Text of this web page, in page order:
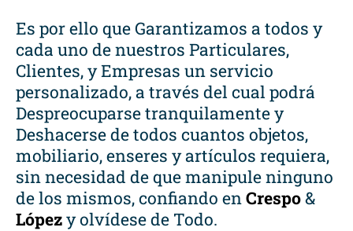
Es por ello que Garantizamos a todos y
cada uno de nuestros Particulares,
Clientes, y Empresas un servicio
personalizado, a través del cual podrá
Despreocuparse tranquilamente y
Deshacerse de todos cuantos objetos,
mobiliario, enseres y artículos requiera,
sin necesidad de que manipule ninguno
de los mismos, confiando en Crespo&
Lópezy olvídese de Todo.